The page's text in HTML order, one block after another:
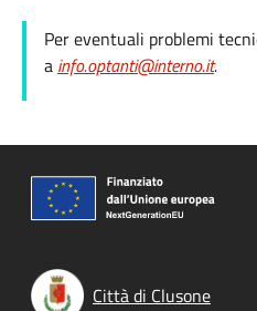
Per eventuali problemi
a info.optanti@interno.it.
Città di Clusone